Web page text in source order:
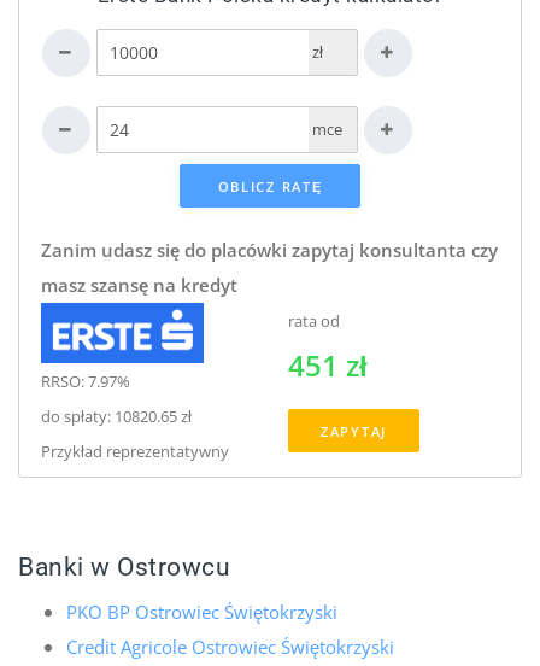
zł
mce
Zanim udasz się do placówki zapytaj konsultanta czy
masz szansę na kredyt
RRSO: 7.97%
do spłaty: 10820.65 zł
Przykład reprezentatywny
rata od
451 zł
ZAPYTAJ
Banki w Ostrowcu
PKO BP Ostrowiec Świętokrzyski
Credit Agricole Ostrowiec Świętokrzyski